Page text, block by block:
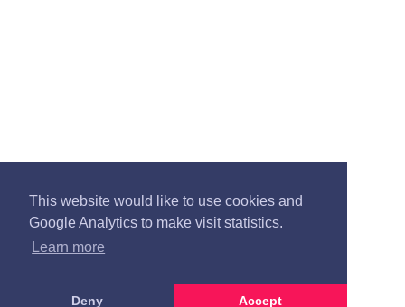
This website would like to use cookies and
Google Analytics to make visit statistics.
Learn more
Deny Accept